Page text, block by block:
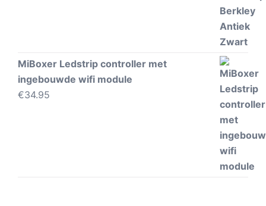
MiBoxer Ledstrip controller met
ingebouwde wifi module
€34.95